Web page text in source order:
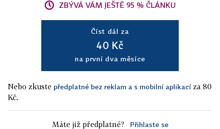
ZBÝVÁ VÁM JEŠTĚ 95 % ČLÁNKU
Číst dál za
40 Kč
na první dva měsíce
Nebo zkuste předplatné bez reklam a s mobilní aplikací za 80
Kč.
Máte již předplatné? Přihlaste se